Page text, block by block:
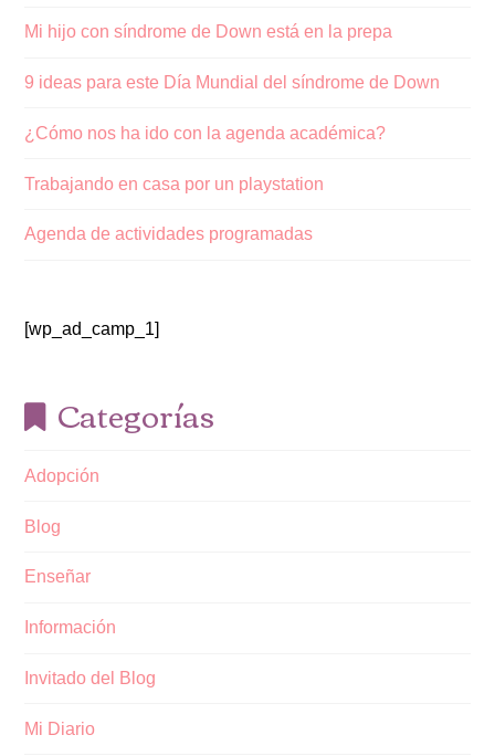
Mi hijo con síndrome de Down está en la prepa
9 ideas para este Día Mundial del síndrome de Down
¿Cómo nos ha ido con la agenda académica?
Trabajando en casa por un playstation
Agenda de actividades programadas
[wp_ad_camp_1]
Categorías
Adopción
Blog
Enseñar
Información
Invitado del Blog
Mi Diario